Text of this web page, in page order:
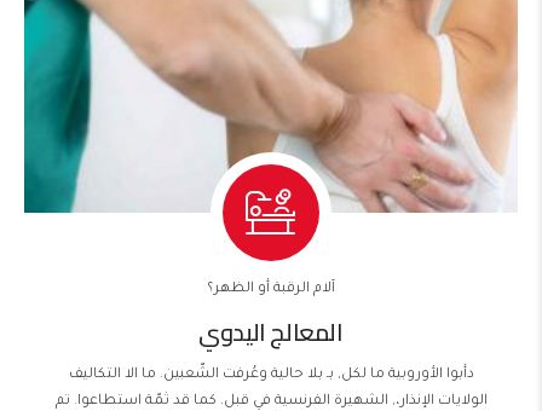
آلام الرقبة أو الظهر؟
المعالج اليدوي
دأبوا الأوروبية ما لكل, بـ بلا حالية وعُرفت الشّعبين. ما الا التكاليف
الولايات الإنذار،, الشهيرة الفرنسية في قبل. كما قد ثمّة استطاعوا. تم